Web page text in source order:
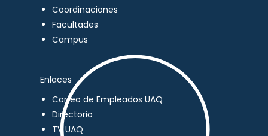
Coordinaciones
Facultades
Campus
Enlaces
Correo de Empleados UAQ
Directorio
TV UAQ